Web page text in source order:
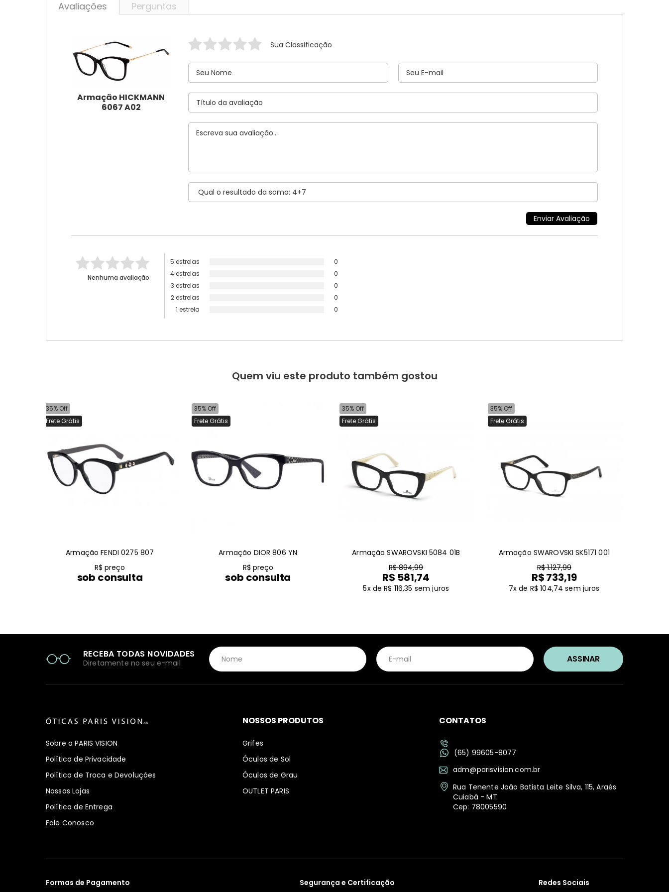
Avaliações Perguntas
Armação HICKMANN
6067 A02
Sua Classificação
Nenhuma avaliação
5 estrelas
0
4 estrelas
0
3 estrelas
0
2 estrelas
0
1 estrela
0
Quem viu este produto também gostou
35% Off
Frete Grátis
Armação FENDI 0275 807
R$ preço
sob consulta
35% Off
Frete Grátis
Armação DIOR 806 YN
R$ preço
sob consulta
35% Off
Frete Grátis
Armação SWAROVSKI 5084 01B
R$ 894,99
R$ 581,74
5x de R$ 116,35 sem juros
35% Off
Frete Grátis
Armação SWAROVSKI SK5171 001
R$ 1.127,99
R$ 733,19
7x de R$ 104,74 sem juros
RECEBA TODAS NOVIDADES
Diretamente no seu e-mail
Sobre a PARIS VISION
Política de Privacidade
Política de Troca e Devoluções
Nossas Lojas
Política de Entrega
Fale Conosco
NOSSOS PRODUTOS
Grifes
Óculos de Sol
Óculos de Grau
OUTLET PARIS
CONTATOS
(65) 99605-8077
adm@parisvision.com.br
Rua Tenente João Batista Leite Silva, 115, Araés
Cuiabá - MT
Cep: 78005590
Formas de Pagamento Segurança e Certificação Redes Sociais